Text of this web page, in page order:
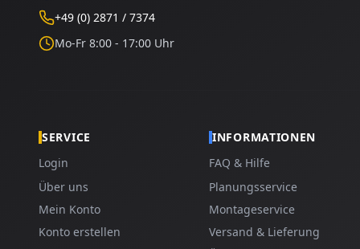
+49 (0) 2871 / 7374
Mo-Fr 8:00 - 17:00 Uhr
SERVICE
Login
Über uns
Mein Konto
Konto erstellen
INFORMATIONEN
FAQ & Hilfe
Planungsservice
Montageservice
Versand & Lieferung